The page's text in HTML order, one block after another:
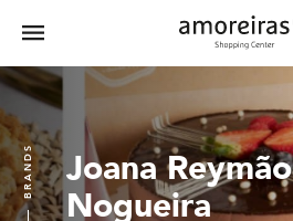
main
content
Home
Menu
Joana Reymão
Nogueira
BRANDS